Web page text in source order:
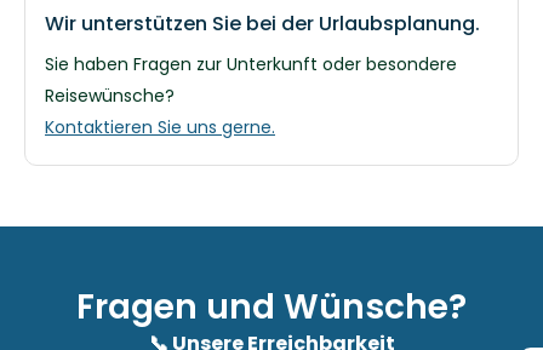
Wir unterstützen Sie bei der Urlaubsplanung.
Sie haben Fragen zur Unterkunft oder besondere
Reisewünsche?
Kontaktieren Sie uns gerne.
Fragen und Wünsche?
📞 Unsere Erreichbarkeit